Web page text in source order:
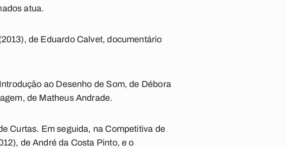
atua.
de Eduardo Calvet, documentário
ao Desenho de Som, de Débora
de Matheus Andrade.
Curtas. Em seguida, na Competitiva de
de André da Costa Pinto, e o